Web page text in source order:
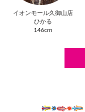
イオンモール久御山店
ひかる
146cm